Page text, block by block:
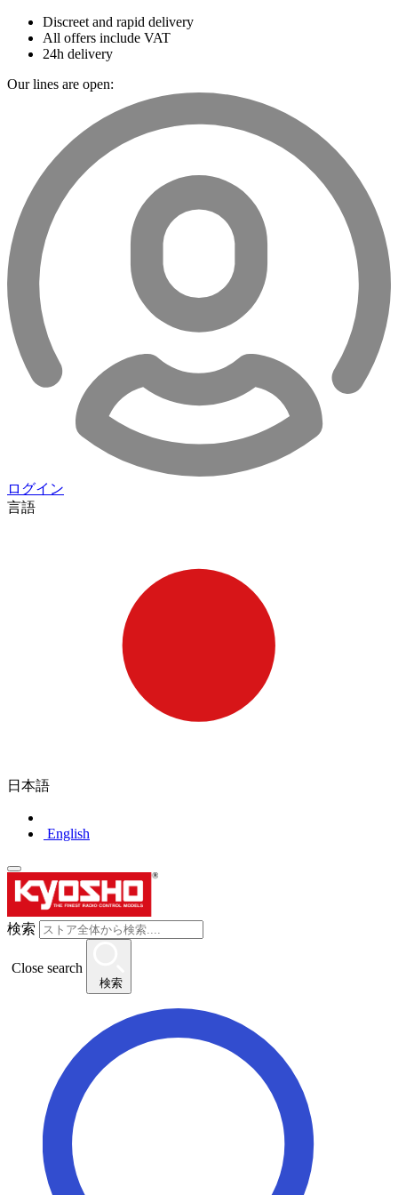
Discreet and rapid delivery
All offers include VAT
24h delivery
Our lines are open:
ログイン
言語
日本語
English
検索
Close search
検索